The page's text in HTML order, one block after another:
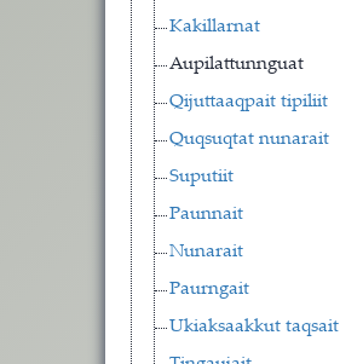
Kakillarnat
Aupilattunnguat
Qijuttaaqpait tipiliit
Quqsuqtat nunarait
Suputiit
Paunnait
Nunarait
Paurngait
Ukiaksaakkut taqsait